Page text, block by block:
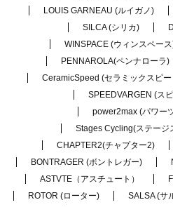
LOUIS GARNEAU (ルイガノ)
SILCA (シリカ)
WINSPACE (ウィンスペー
PENNAROLA(ペンナローラ)
CeramicSpeed (セラミックスピ
SPEEDVARGEN (ス
power2max (パワー
Stages Cycling(ステー
CHAPTER2(チャプター2)
BONTRAGER (ボントレガー)
ASTVTE（アスチュート）
ROTOR (ローター)
SALSA (サ